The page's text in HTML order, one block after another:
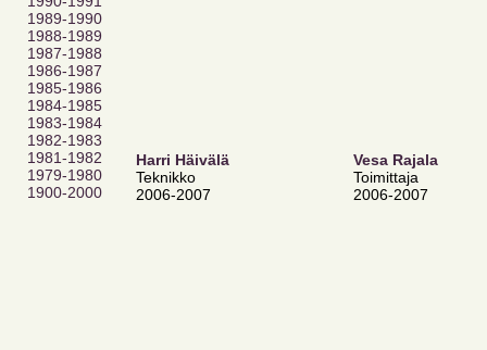
1989-1990
1988-1989
1987-1988
1986-1987
1985-1986
1984-1985
1983-1984
1982-1983
1981-1982
1979-1980
1900-2000
Harri Häivälä
Teknikko
2006-2007
Vesa Rajala
Toimittaja
2006-2007